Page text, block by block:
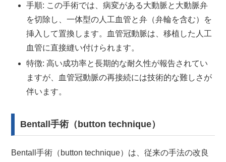
手順: この手術では、病変がある大動脈と大動脈弁
を切除し、一体型の人工血管と弁（弁輪を含む）を
挿入して置換します。血管冠動脈は、移植した人工
血管に直接縫い付けられます。
特徴: 高い成功率と長期的な耐久性が報告されてい
ますが、血管冠動脈の再接続には技術的な難しさが
伴います。
Bentall手術（button technique）
Bentall手術（button technique）は、従来の手法の改良